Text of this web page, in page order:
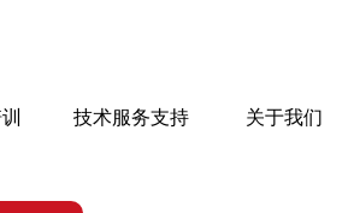
技术服务支持 关于我们